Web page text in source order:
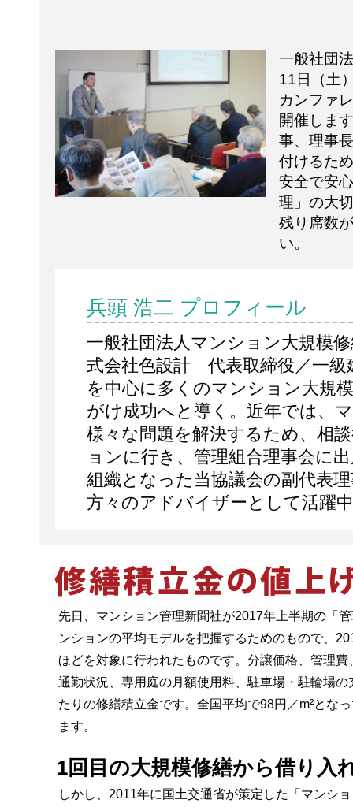
一般社団
11日（土
カンファ
開催しま
事、理事
付けるた
安全で安
理」の大
残り席数
い。
兵頭 浩二 プロフィール
一般社団法人マンション大規模
式会社色設計 代表取締役／一級
を中心に多くのマンション大規
がけ成功へと導く。近年では、
様々な問題を解決するため、相
ョンに行き、管理組合理事会に
組織となった当協議会の副代表
方々のアドバイザーとして活躍
先日、マンション管理新聞社が2017年上半期の「
ンションの平均モデルを把握するためのもので、
ほどを対象に行われたものです。分譲価格、管理
通勤状況、専用庭の月額使用料、駐車場・駐輪場
たりの修繕積立金です。全国平均で98円／m²とな
ます。
1回目の大規模修繕から借り入
しかし、2011年に国土交通省が策定した「マンシ